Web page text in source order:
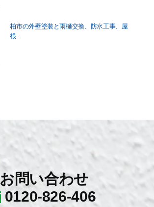
柏市の外壁塗装と雨樋交換、防水工事、屋
根...
お問い合わせ
0120-826-406